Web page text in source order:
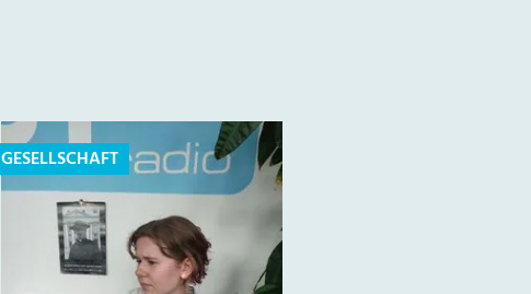
GESELLSCHAFT